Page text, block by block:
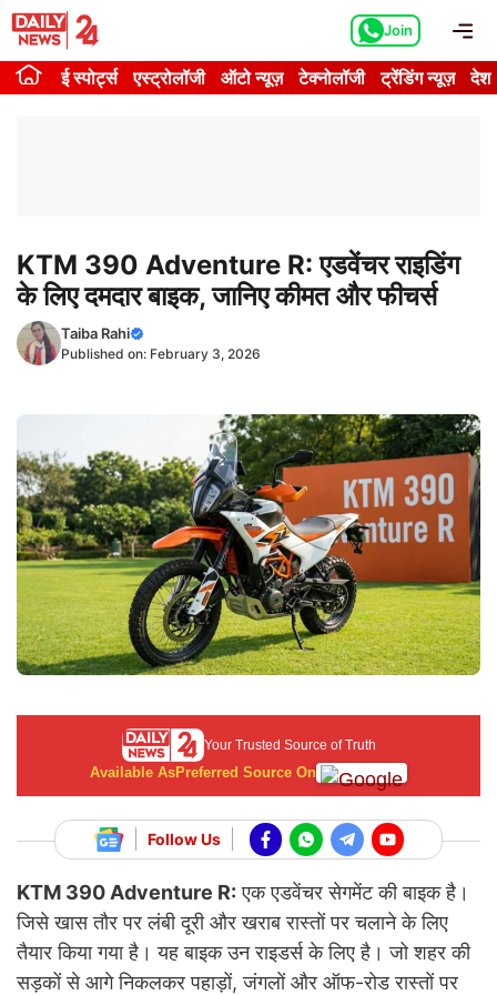
Skip
content
Join
ई स्पोर्ट्स एस्ट्रोलॉजी ऑटो न्यूज़ टेक्नोलॉजी ट्रेंडिंग न्यूज़ देश
KTM 390 Adventure R: एडवेंचर राइडिंग
के लिए दमदार बाइक, जानिए कीमत और फीचर्स
Taiba Rahi
Published on: February 3, 2026
Your Trusted Source of Truth
Available AsPreferred Source On
Follow Us
KTM 390 Adventure R: एक एडवेंचर सेगमेंट की बाइक है।
जिसे खास तौर पर लंबी दूरी और खराब रास्तों पर चलाने के लिए
तैयार किया गया है। यह बाइक उन राइडर्स के लिए है। जो शहर की
सड़कों से आगे निकलकर पहाड़ों, जंगलों और ऑफ-रोड रास्तों पर